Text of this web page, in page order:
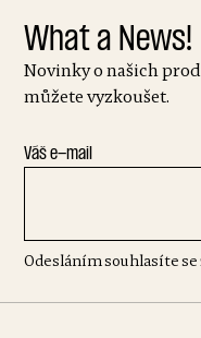
What a News!
Novinky o našich
můžete vyzkoušet.
Váš e-mail
Odesláním souhlasíte